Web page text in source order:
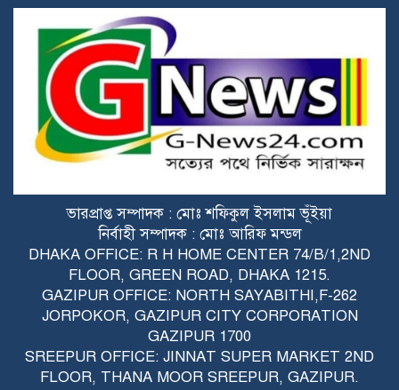
শ্রীপুরে মা.দ.কের বিরুদ্ধে ফুঁ.সে উঠেছে
গ্রামবাসী: মা.দ.ক কারবারিদের সামাজিক
ব.য়.ক.টের হুঁ.শি.য়ারি
ছাত্র-জনতার বিজয়ের ২য় বর্ষপূর্তিতে শ্রীপুরে
বিএনপির বিজয় মিছিল
টঙ্গীতে অভিনব কায়দায় স্কুটির বক্সে ৯৬
বোতল ফে.ন.সি.ডি.ল পাচারকালে আ.ট.ক ১
৩৬ জুলাই গণ-অভ্যুত্থানের শহীদ ও
আহতদের প্রতি গাজীপুর সিটি প্রশাসকের
শ্রদ্ধা
গাজীপুরে যথাযোগ্য মর্যাদায় ‘জুলাই
গণঅভ্যুত্থান দিবস’ পালিত
টঙ্গীর হাজী মাজার বস্তিতে জিএমপির সাঁড়াশি
ভারপ্রাপ্ত সম্পাদক : মোঃ শফিকুল ইসলাম ভূঁইয়া
নির্বাহী সম্পাদক : মোঃ আরিফ মন্ডল
DHAKA OFFICE: R H HOME CENTER 74/B/1,2ND
FLOOR, GREEN ROAD, DHAKA 1215.
GAZIPUR OFFICE: NORTH SAYABITHI,F-262
JORPOKOR, GAZIPUR CITY CORPORATION
GAZIPUR 1700
SREEPUR OFFICE: JINNAT SUPER MARKET 2ND
FLOOR, THANA MOOR SREEPUR, GAZIPUR.